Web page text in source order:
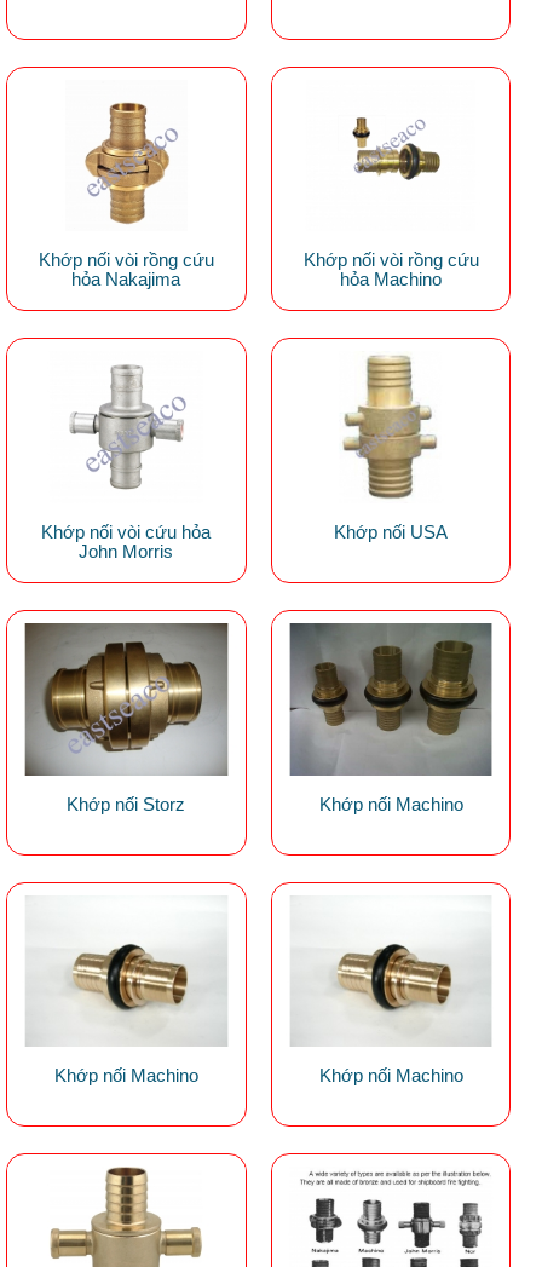
Khớp nối vòi rồng cứu
hỏa Nakajima
Khớp nối vòi rồng cứu
hỏa Machino
Khớp nối vòi cứu hỏa
John Morris
Khớp nối USA
Khớp nối Storz Khớp nối Machino
Khớp nối Machino Khớp nối Machino